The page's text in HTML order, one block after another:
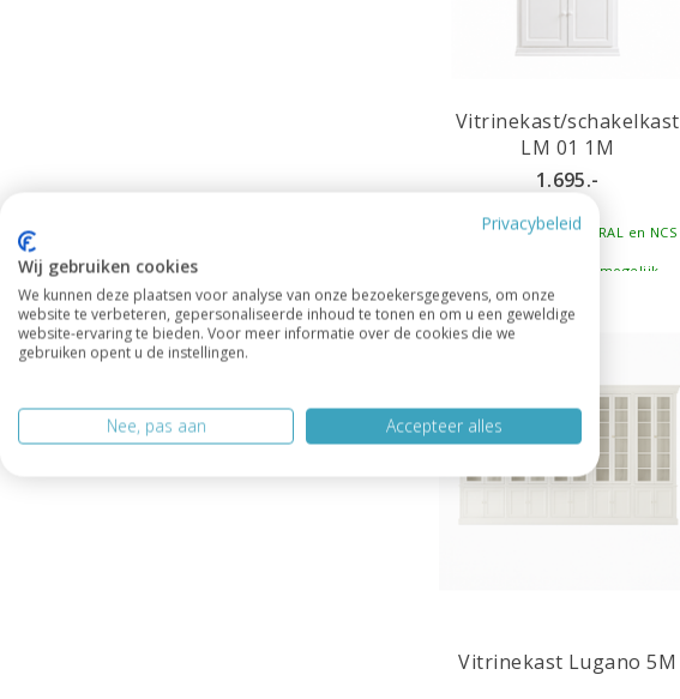
Vitrinekast/schakelkast
LM 01 1M
1.695.-
Leverbaar in alle RAL en NCS
Ook maatwerk mogelijk
Vitrinekast Lugano 5M
Privacybeleid
Wij gebruiken cookies
We kunnen deze plaatsen voor analyse van onze bezoekersgegevens, om onze
website te verbeteren, gepersonaliseerde inhoud te tonen en om u een geweldige
website-ervaring te bieden. Voor meer informatie over de cookies die we
gebruiken opent u de instellingen.
Nee, pas aan Accepteer alles